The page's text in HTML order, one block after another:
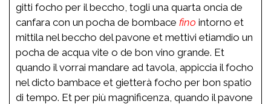
gitti focho per il beccho, togli una quarta oncia de
canfara con un pocha de bombace fino intorno et
mittila nel beccho del pavone et mettivi etiamdio un
pocha de acqua vite o de bon vino grande. Et
quando il vorrai mandare ad tavola, appiccia il focho
nel dicto bambace et gietterà focho per bon spatio
di tempo. Et per più magnificenza, quando il pavone